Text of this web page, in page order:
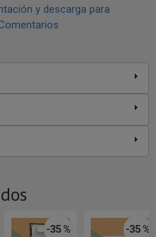
y descarga para
-35 % -35 %